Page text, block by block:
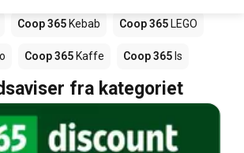
Coop 365 Kebab Coop 365 LEGO
Coop 365 Kaffe Coop 365 Is
fra kategoriet